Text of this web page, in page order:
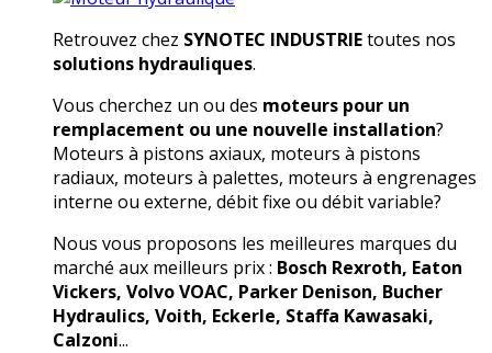
Retrouvez chez SYNOTEC INDUSTRIEtoutes nos
solutions hydrauliques.
Vous cherchez un ou des moteurs pour un
remplacement ou une nouvelle installation?
Moteurs à pistons axiaux, moteurs à pistons
radiaux, moteurs à palettes, moteurs à engrenages
interne ou externe, débit fixe ou débit variable?
Nous vous proposons les meilleures marques du
marché aux meilleurs prix : Bosch Rexroth, Eaton
Vickers, Volvo VOAC, Parker Denison, Bucher
Hydraulics, Voith, Eckerle, Staffa Kawasaki,
Calzoni...